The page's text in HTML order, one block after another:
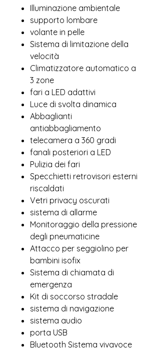
Illuminazione ambientale
supporto lombare
volante in pelle
Sistema di limitazione della
velocità
Climatizzatore automatico a
3 zone
fari a LED adattivi
Luce di svolta dinamica
Abbaglianti
antiabbagliamento
telecamera a 360 gradi
fanali posteriori a LED
Pulizia dei fari
Specchietti retrovisori esterni
riscaldati
Vetri privacy oscurati
sistema di allarme
Monitoraggio della pressione
degli pneumaticine
Attacco per seggiolino per
bambini isofix
Sistema di chiamata di
emergenza
Kit di soccorso stradale
sistema di navigazione
sistema audio
porta USB
Bluetooth Sistema vivavoce